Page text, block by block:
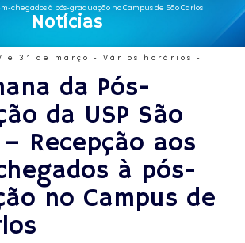
chegados à pós-graduação no Campus de São Carlos
Notícias
e 31 de março - Vários horários -
da Pós-
da USP São
Recepção aos
à pós-
no Campus de